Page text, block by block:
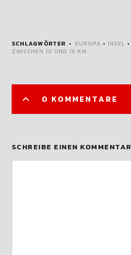
SCHLAGWÖRTER EUROPA • INSEL •
ZWISCHEN 10 UND 15 KM
0 KOMMENTARE
SCHREIBE EINEN KOMMENTAR